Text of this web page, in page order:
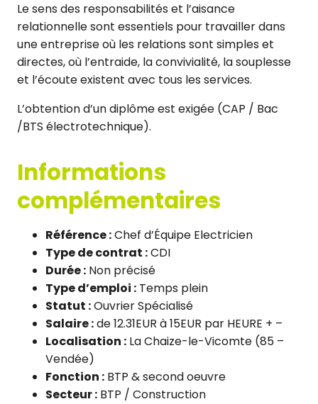
Le sens des responsabilités et l’aisance
relationnelle sont essentiels pour travailler dans
une entreprise où les relations sont simples et
directes, où l’entraide, la convivialité, la souplesse
et l’écoute existent avec tous les services.
L’obtention d’un diplôme est exigée (CAP / Bac
/BTS électrotechnique).
Informations
complémentaires
Référence :Chef d’Équipe Electricien
Type de contrat :CDI
Durée : Non précisé
Type d’emploi : Temps plein
Statut :Ouvrier Spécialisé
Salaire :de 12.31EUR à 15EUR par HEURE + –
Localisation : La Chaize-le-Vicomte (85 –
Vendée)
Fonction : BTP & second oeuvre
Secteur : BTP / Construction